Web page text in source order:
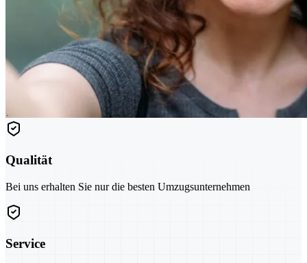
Qualität
Bei uns erhalten Sie nur die besten Umzugsunternehmen
Service